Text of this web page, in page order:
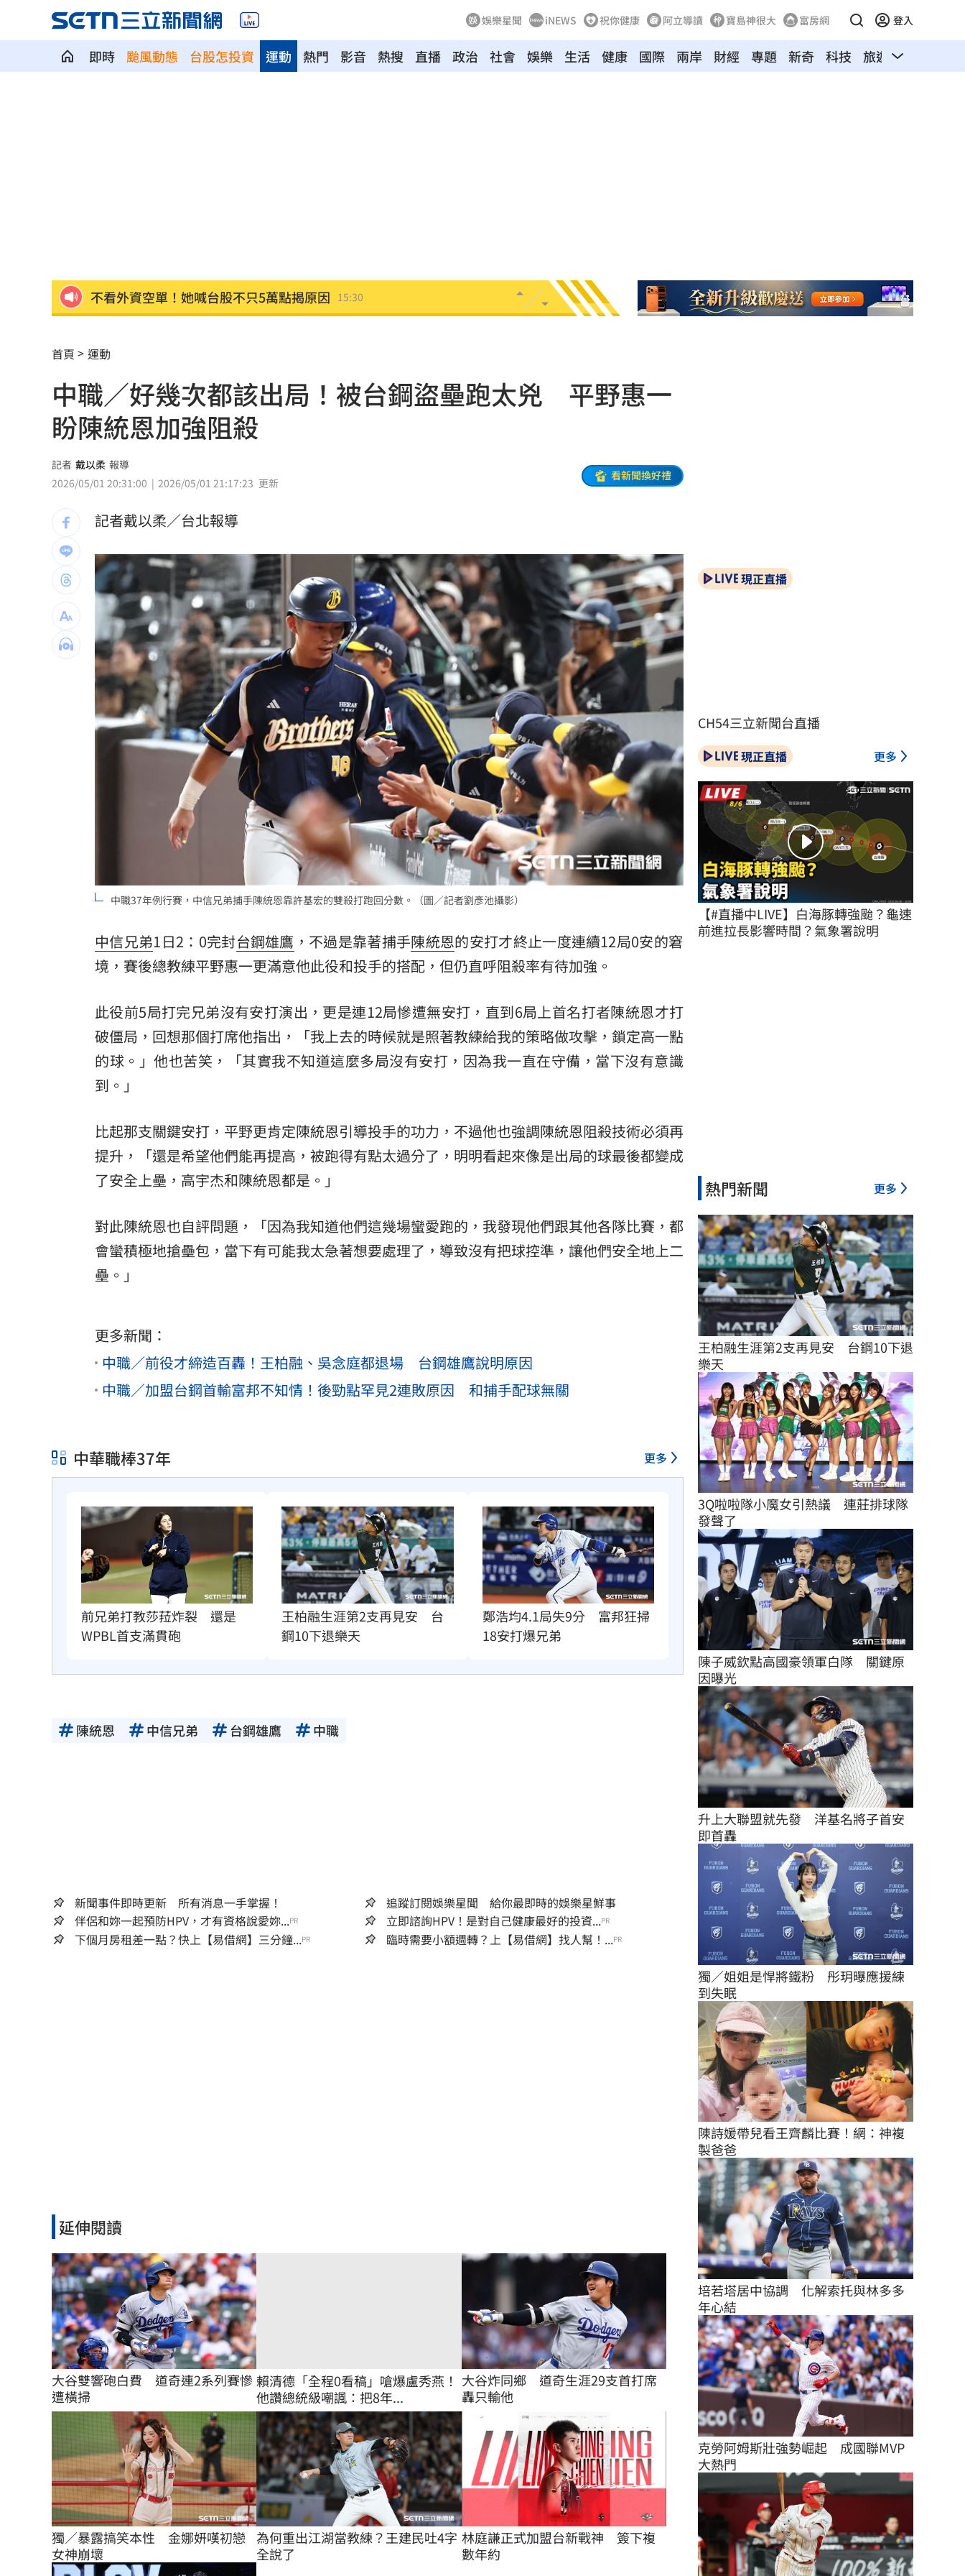
娛樂星聞 iNEWS 祝你健康 阿立導讀 寶島神很大 富房網 登入
即時 颱風動態 台股怎投資 熱門 影音 熱搜 直播 政治 社會 娛樂 生活 健康 國際 兩岸
運動 財經 專題 新奇 科技 旅遊 汽車
台灣地震97％是這2種 氣象署認證破壞力大
AIT推韌性台灣系列文 首波聚焦災害管理 15:46
不看外資空單！她喊台股不只5萬點揭原因 15:30
26歲日籍追星網紅直播輕生 網見截圖嚇壞
台南男肇逃硬開撞爛 600萬保時捷慘況曝 15:29
穿薄紗內衣…趴車謎樣晃動嚇人！身份曝光
網紅香菱自爆痛失2千萬 過程謝震武傻眼
精神科名醫驚爆性侵！逼男病患跪地硬上
怨雙胞胎兄長期失業 23歲男狂砍16刀奪命
作家都聽勸買ETF！達人揭投資最厲害之處 15:21
砸錢買爆！「他」單月吸金破新高！ 15:19
鬼門快開了！民俗專家曝「護身符別亂請」 15:17
詐慈濟10億女律也遇詐！借2億蓋天空塔 15:17
台灣彩券開獎直播中 20:31
LIVE三立+24小時直播 15:27
三立iNEWS新聞台線上直播 18:00
市場到酒場料理！可果美蕃茄醬創無限可能 12:00
父親節送會拉筋的按摩椅 爸爸「筋歡喜」 18:00
油品食安事件引關注 挑選保健食品要注意 13:00
罕病博士彭士齊 輪椅上的生命覺醒！
首頁 運動
中職／好幾次都該出局！被台鋼盜壘跑太兇 平野惠一
盼陳統恩加強阻殺
記者 戴以柔 報導
2026/05/01 20:31:00
2026/05/01 21:17:23 更新
看新聞換好禮
記者戴以柔／台北報導
中職37年例行賽，中信兄弟捕手陳統恩靠許基宏的雙殺打跑回分數。（圖／記者劉彥池攝影）
中信兄弟1日2：0完封台鋼雄鷹 ，不過是靠著捕手陳統恩的安打才終止一度連續12局0安的窘
境，賽後總教練平野惠一更滿意他此役和投手的搭配，但仍直呼阻殺率有待加強。
此役前5局打完兄弟沒有安打演出，更是連12局慘遭無安打，直到6局上首名打者陳統恩才打
破僵局，回想那個打席他指出，「我上去的時候就是照著教練給我的策略做攻擊，鎖定高一點
的球。」他也苦笑，「其實我不知道這麼多局沒有安打，因為我一直在守備，當下沒有意識
到。」
比起那支關鍵安打，平野更肯定陳統恩引導投手的功力，不過他也強調陳統恩阻殺技術必須再
提升，「還是希望他們能再提高，被跑得有點太過分了，明明看起來像是出局的球最後都變成
了安全上壘，高宇杰和陳統恩都是。」
對此陳統恩也自評問題，「因為我知道他們這幾場蠻愛跑的，我發現他們跟其他各隊比賽，都
會蠻積極地搶壘包，當下有可能我太急著想要處理了，導致沒有把球控準，讓他們安全地上二
壘。」
更多新聞：
中職／前役才締造百轟！王柏融、吳念庭都退場 台鋼雄鷹說明原因
中職／加盟台鋼首輸富邦不知情！後勁點罕見2連敗原因 和捕手配球無關
中華職棒37年 更多
前兄弟打教莎菈炸裂　還是
WPBL首支滿貫砲
王柏融生涯第2支再見安　台
鋼10下退樂天
鄭浩均4.1局失9分　富邦狂掃
18安打爆兄弟
陳統恩 中信兄弟 台鋼雄鷹 中職
新聞事件即時更新 所有消息一手掌握！
追蹤訂閱娛樂星聞 給你最即時的娛樂星鮮事
伴侶和妳一起預防HPV，才有資格說愛妳...PR 立即諮詢HPV！是對自己健康最好的投資...PR
下個月房租差一點？快上【易借網】三分鐘...PR 臨時需要小額週轉？上【易借網】找人幫！...PR
延伸閱讀
大谷雙響砲白費　道奇連2系列賽慘
遭橫掃
賴清德「全程0看稿」嗆爆盧秀燕！
他讚總統級嘲諷：把8年...
大谷炸同鄉　道奇生涯29支首打席
轟只輸他
獨／暴露搞笑本性　金娜妍嘆初戀
女神崩壞
為何重出江湖當教練？王建民吐4字
全說了
林庭謙正式加盟台新戰神　簽下複
數年約
現正直播
CH54三立新聞台直播
現正直播 更多
【#直播中LIVE】白海豚轉強颱？龜速
前進拉長影響時間？氣象署說明
熱門新聞 更多
王柏融生涯第2支再見安　台鋼10下退
樂天
3Q啦啦隊小魔女引熱議　連莊排球隊
發聲了
陳子威欽點高國豪領軍白隊　關鍵原
因曝光
升上大聯盟就先發　洋基名將子首安
即首轟
獨／姐姐是悍將鐵粉　彤玥曝應援練
到失眠
陳詩媛帶兒看王齊麟比賽！網：神複
製爸爸
培若塔居中協調　化解索托與林多多
年心結
克勞阿姆斯壯強勢崛起　成國聯MVP
大熱門